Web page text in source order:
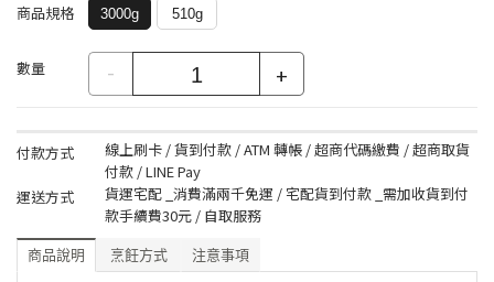
商品規格 3000g 510g
數量 - +
付款方式
線上刷卡 / 貨到付款 / ATM 轉帳 / 超商代碼繳費 / 超商取貨
付款 / LINE Pay
運送方式
貨運宅配 _消費滿兩千免運 / 宅配貨到付款 _需加收貨到付
款手續費30元 / 自取服務
商品說明 烹飪方式 注意事項